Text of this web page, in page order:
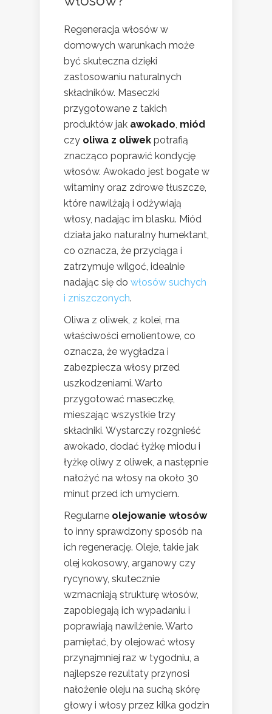
Regeneracja włosów w
domowych warunkach może
być skuteczna dzięki
zastosowaniu naturalnych
składników. Maseczki
przygotowane z takich
produktów jak awokado, miód
czy oliwa z oliwek potrafią
znacząco poprawić kondycję
włosów. Awokado jest bogate w
witaminy oraz zdrowe tłuszcze,
które nawilżają i odżywiają
włosy, nadając im blasku. Miód
działa jako naturalny humektant,
co oznacza, że przyciąga i
zatrzymuje wilgoć, idealnie
nadając się do włosów suchych
i zniszczonych.
Oliwa z oliwek, z kolei, ma
właściwości emolientowe, co
oznacza, że wygładza i
zabezpiecza włosy przed
uszkodzeniami. Warto
przygotować maseczkę,
mieszając wszystkie trzy
składniki. Wystarczy rozgnieść
awokado, dodać łyżkę miodu i
łyżkę oliwy z oliwek, a następnie
nałożyć na włosy na około 30
minut przed ich umyciem.
Regularne olejowanie włosów
to inny sprawdzony sposób na
ich regenerację. Oleje, takie jak
olej kokosowy, arganowy czy
rycynowy, skutecznie
wzmacniają strukturę włosów,
zapobiegają ich wypadaniu i
poprawiają nawilżenie. Warto
pamiętać, by olejować włosy
przynajmniej raz w tygodniu, a
najlepsze rezultaty przynosi
nałożenie oleju na suchą skórę
głowy i włosy przez kilka godzin